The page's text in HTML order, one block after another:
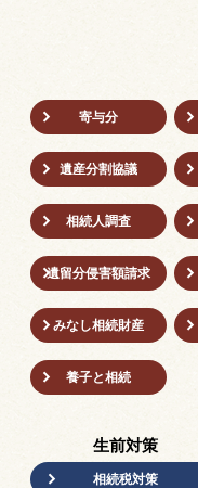
寄与分
遺産分割協議
相続人調査
遺留分侵害額請求
みなし相続財産
養子と相続
生前対策
相続税対策